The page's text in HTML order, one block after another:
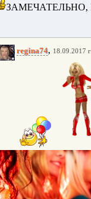
regina74, 18.09.2017